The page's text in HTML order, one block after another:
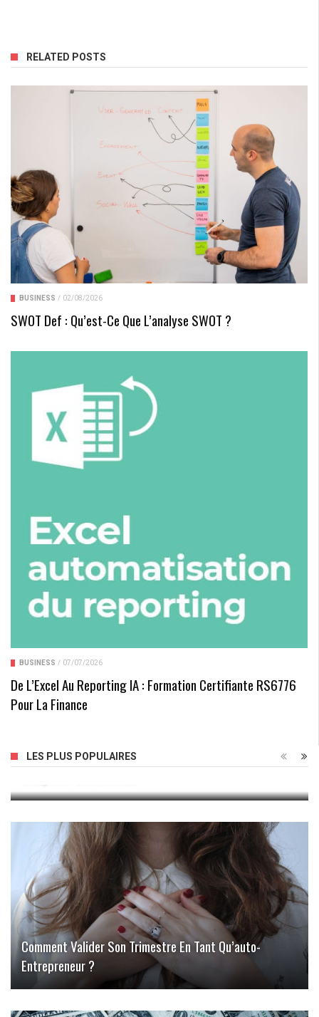
RELATED POSTS
BUSINESS / 02/08/2026
SWOT Def : Qu’est-Ce Que L’analyse SWOT ?
BUSINESS / 07/07/2026
De L’Excel Au Reporting IA : Formation Certifiante RS6776
Pour La Finance
LES PLUS POPULAIRES
Complément De Salaire : 32 Idées Sérieuses Pour
Comment Valider Son Trimestre En Tant Qu’auto-
Entrepreneur ?